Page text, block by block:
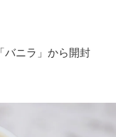
バニラ」から開封